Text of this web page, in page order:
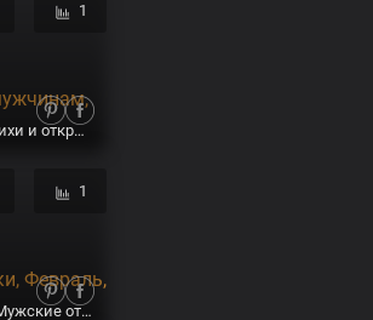
1
Прикольные поздравления с 23 февраля: СМС мужчинам, стихи и открытки - Днепр Vgorode.ua
1
Стихи на 23 февраля для детей 5-6 лет | Открытки, Февраль, Мужские открытки